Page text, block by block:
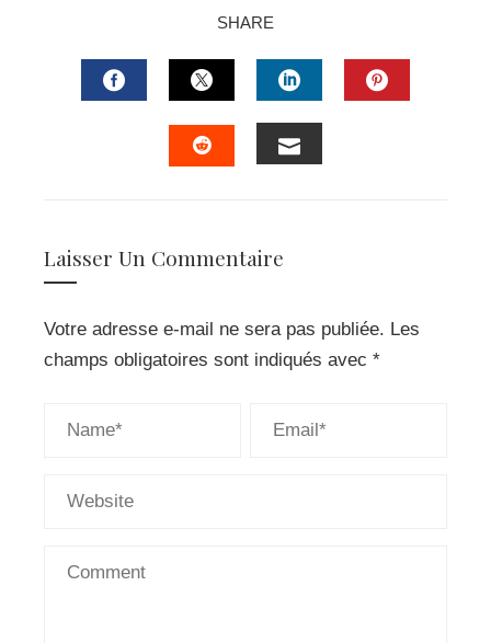
SHARE
FACEBOOKTWITTERLINKEDIN
Laisser Un Commentaire
Votre adresse e-mail ne sera pas publiée. Les
champs obligatoires sont indiqués avec *